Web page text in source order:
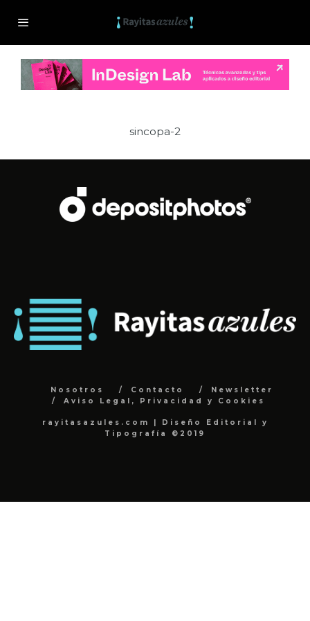
sincopa-2
Nosotros Contacto
Newsletter
Aviso Legal, Privacidad y Cookies
rayitasazules.com | Diseño Editorial y
Tipografía ©2019